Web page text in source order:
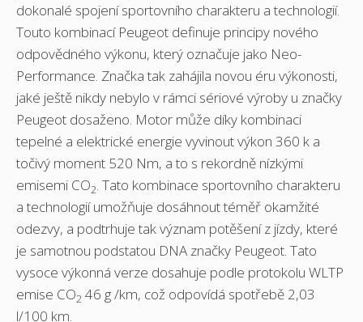
dokonalé spojení sportovního charakteru a technologií.
Touto kombinací Peugeot definuje principy nového
odpovědného výkonu, který označuje jako Neo-
Performance. Značka tak zahájila novou éru výkonosti,
jaké ještě nikdy nebylo v rámci sériové výroby u značky
Peugeot dosaženo. Motor může díky kombinaci
tepelné a elektrické energie vyvinout výkon 360 k a
točivý moment 520 Nm, a to s rekordně nízkými
emisemi CO2. Tato kombinace sportovního charakteru
a technologií umožňuje dosáhnout téměř okamžité
odezvy, a podtrhuje tak význam potěšení z jízdy, které
je samotnou podstatou DNA značky Peugeot. Tato
vysoce výkonná verze dosahuje podle protokolu WLTP
emise CO2 46 g /km, což odpovídá spotřebě 2,03
l/100 km.